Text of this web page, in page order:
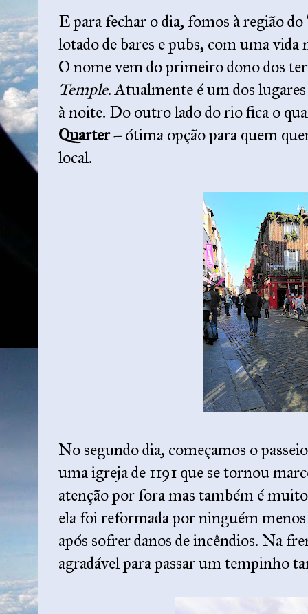
E para fechar o dia, fomos à região do
lotado de bares e pubs, com uma
O nome vem do primeiro dono dos
Temple. Atualmente é um dos
à noite. Do outro lado do rio fica o
Quarter– ótima opção para quem
local.
No segundo dia, começamos o
uma igreja de 1191 que se tornou
atenção por fora mas também é
ela foi reformada por ninguém
após sofrer danos de incêndios. Na
agradável para passar um tempinho